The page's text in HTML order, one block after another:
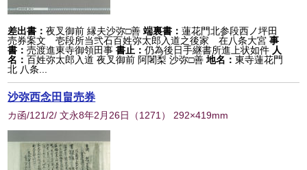
差出書：夜叉御前 縁夫沙弥□善 端裏書：蓮花門北参段西ノ坪田
売券案文 壱段所当弐石百姓弥太郎入道之後家 在八条大宮 事
書：売渡進東寺御領田事 書止：仍為後日手継書所進上状如件 人
名：百姓弥太郎入道 夜叉御前 阿闍梨 沙弥□善 地名：東寺蓮花門
北 八条...
沙弥西念田畠売券
カ函/121/2/ 文永8年2月26日 （1271 ） 292×419mm